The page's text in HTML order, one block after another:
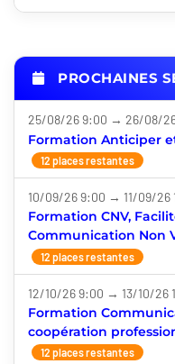
PROCHAINES
25/08/26 9:00 → 26/08/26
Formation Anticiper
12 places restantes
10/09/26 9:00 → 11/09/26
Formation CNV,
Communication Non
12 places restantes
12/10/26 9:00 → 13/10/26
Formation
coopération
12 places restantes